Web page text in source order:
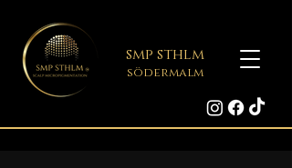
smp sthlm
södermalm